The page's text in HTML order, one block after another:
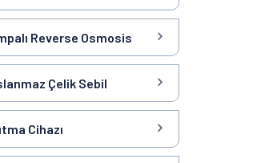
Reverse Osmosis
Çelik Sebil
Cihazı